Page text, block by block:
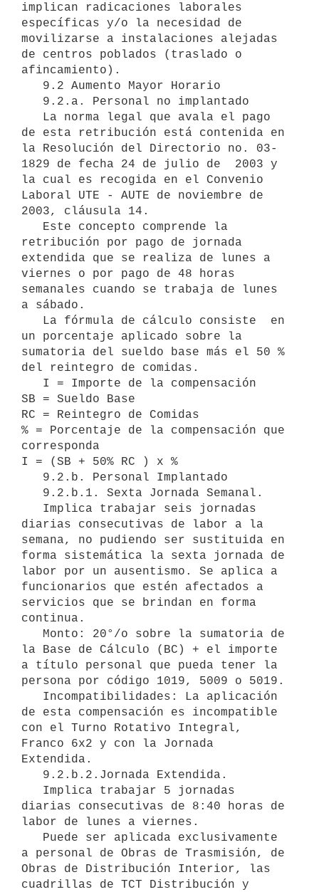
implican radicaciones laborales
específicas y/o la necesidad de
movilizarse a instalaciones alejadas
de centros poblados (traslado o
afincamiento).
de esta retribución está contenida en
la Resolución del Directorio no. 03-
1829 de fecha 24 de julio de  2003 y
la cual es recogida en el Convenio
Laboral UTE - AUTE de noviembre de
2003, cláusula 14.
retribución por pago de jornada
extendida que se realiza de lunes a
viernes o por pago de 48 horas
semanales cuando se trabaja de lunes
a sábado.
un porcentaje aplicado sobre la
sumatoria del sueldo base más el 50 %
del reintegro de comidas.
SB = Sueldo Base
RC = Reintegro de Comidas
% = Porcentaje de la compensación que
corresponda
I = (SB + 50% RC ) x %
diarias consecutivas de labor a la
semana, no pudiendo ser sustituida en
forma sistemática la sexta jornada de
labor por un ausentismo. Se aplica a
funcionarios que estén afectados a
servicios que se brindan en forma
continua.
la Base de Cálculo (BC) + el importe
a título personal que pueda tener la
persona por código 1019, 5009 o 5019.
de esta compensación es incompatible
con el Turno Rotativo Integral,
Franco 6x2 y con la Jornada
Extendida.
diarias consecutivas de 8:40 horas de
labor de lunes a viernes.
a personal de Obras de Trasmisión, de
Obras de Distribución Interior, las
cuadrillas de TCT Distribución y